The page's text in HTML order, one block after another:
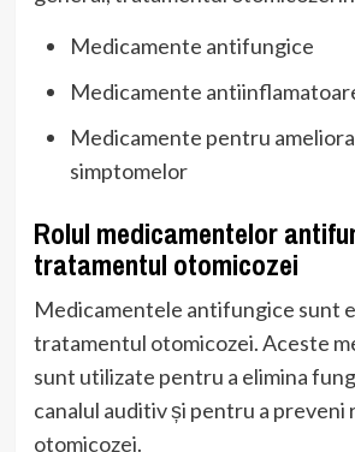
Medicamente antifungice
Medicamente
Medicamente pentru
simptomelor
Rolul medicamentelor
tratamentul otomicozei
Medicamentele antifungice sunt
tratamentul otomicozei. Aceste
sunt utilizate pentru a elimina
canalul auditiv și pentru a preveni
otomicozei.